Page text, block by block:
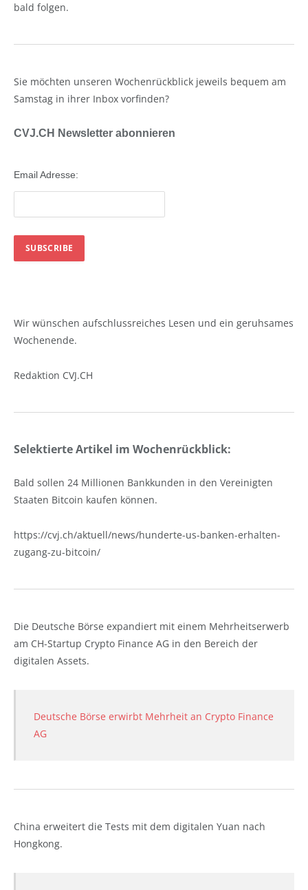
bald folgen.
Sie möchten unseren Wochenrückblick jeweils bequem am
Samstag in ihrer Inbox vorfinden?
CVJ.CH Newsletter abonnieren
Email Adresse:
Wir wünschen aufschlussreiches Lesen und ein geruhsames
Wochenende.
Redaktion CVJ.CH
Selektierte Artikel im Wochenrückblick:
Bald sollen 24 Millionen Bankkunden in den Vereinigten
Staaten Bitcoin kaufen können.
https://cvj.ch/aktuell/news/hunderte-us-banken-erhalten-
zugang-zu-bitcoin/
Die Deutsche Börse expandiert mit einem Mehrheitserwerb
am CH-Startup Crypto Finance AG in den Bereich der
digitalen Assets.
Deutsche Börse erwirbt Mehrheit an Crypto Finance
AG
China erweitert die Tests mit dem digitalen Yuan nach
Hongkong.